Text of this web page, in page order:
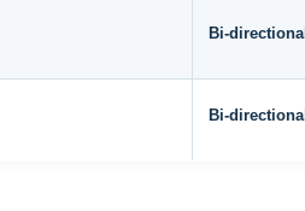
Bi-
Bi-